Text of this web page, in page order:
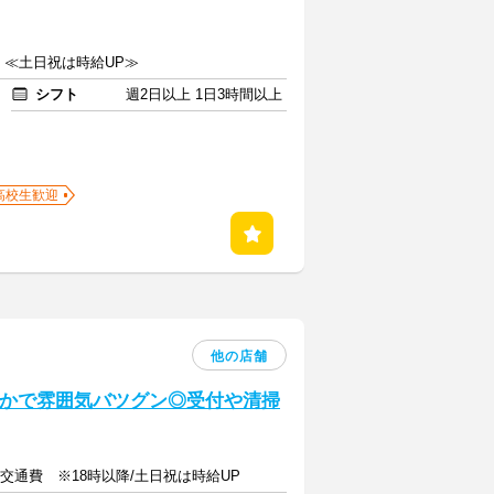
≪土日祝は時給UP≫
シフト
週2日以上 1日3時間以上
校生歓迎
他の店舗
で雰囲気バツグン◎受付や清掃
交通費 ※18時以降/土日祝は時給UP